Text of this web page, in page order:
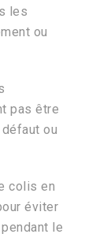
les
ou
pas être
ou
colis en
éviter
le